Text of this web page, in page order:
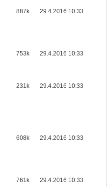
887k 29.4.2016 10:33
753k 29.4.2016 10:33
231k 29.4.2016 10:33
608k 29.4.2016 10:33
761k 29.4.2016 10:33